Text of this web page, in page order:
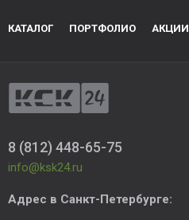
КАТАЛОГ ПОРТФОЛИО АКЦИИ
8 (812) 448-65-75
info@ksk24.ru
Адрес в Санкт-Петербурге: